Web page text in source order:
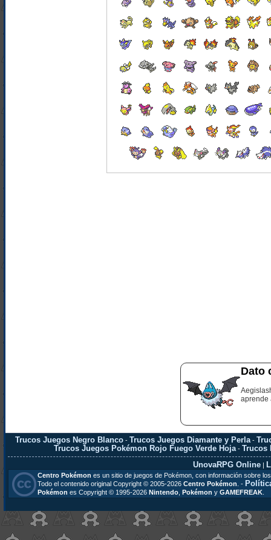
Dato
aprende
Trucos Juegos Negro Blanco -Trucos Juegos Diamante y Perla -
Trucos Juegos Pokémon Rojo Fuego Verde Hoja -Trucos
UnovaRPG Online |
Centro Pokémon es un sitio de juegos de Pokémon, con información sobre
Todo el contenido original Copyright © 2005-2026 Centro Pokémon . -
Pokémon es Copyright © 1995-2026 Nintendo, Pokémon y GAMEFREAK.